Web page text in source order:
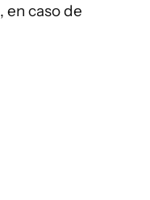
, en caso de